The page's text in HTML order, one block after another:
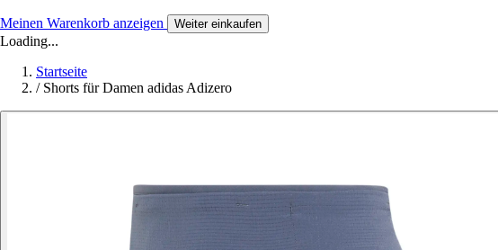
Meinen Warenkorb anzeigen Weiter einkaufen
Loading...
Startseite
/ Shorts für Damen adidas Adizero